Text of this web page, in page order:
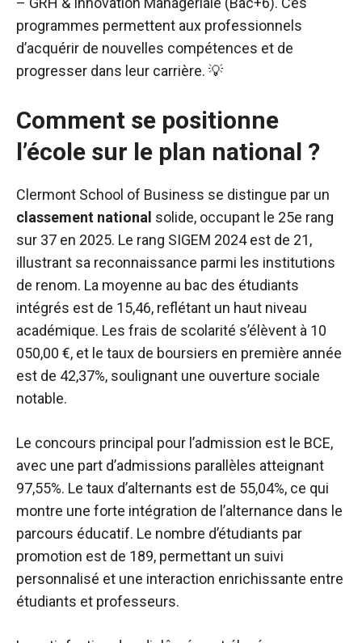
programmes permettent aux professionnels
d’acquérir de nouvelles compétences et de
progresser dans leur carrière. 💡
Comment se positionne
l’école sur le plan national ?
Clermont School of Business se distingue par un
classement national solide, occupant le 25e rang
sur 37 en 2025. Le rang SIGEM 2024 est de 21,
illustrant sa reconnaissance parmi les institutions
de renom. La moyenne au bac des étudiants
intégrés est de 15,46, reflétant un haut niveau
académique. Les frais de scolarité s’élèvent à 10
050,00 €, et le taux de boursiers en première année
est de 42,37%, soulignant une ouverture sociale
notable.
Le concours principal pour l’admission est le BCE,
avec une part d’admissions parallèles atteignant
97,55%. Le taux d’alternants est de 55,04%, ce qui
montre une forte intégration de l’alternance dans le
parcours éducatif. Le nombre d’étudiants par
promotion est de 189, permettant un suivi
personnalisé et une interaction enrichissante entre
étudiants et professeurs.